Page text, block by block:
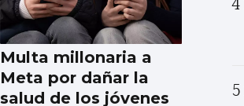
Multa millonaria a
Meta por dañar la
salud de los jóvenes